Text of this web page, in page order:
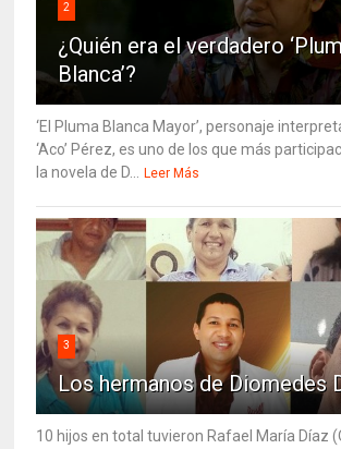
2
¿Quién era el verdadero
Blanca’?
‘El Pluma Blanca Mayor’, personaje
‘Aco’ Pérez, es uno de los que más
la novela de D... Leer Más
3
Los hermanos de Diomedes
10 hijos en total tuvieron Rafael María Díaz